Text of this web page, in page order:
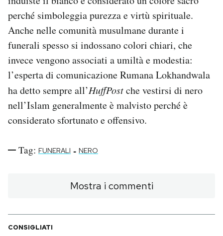
perché simboleggia purezza e virtù spirituale.
Anche nelle comunità musulmane durante i
funerali spesso si indossano colori chiari, che
invece vengono associati a umiltà e modestia:
l’esperta di comunicazione Rumana Lokhandwala
ha detto sempre all’HuffPostche vestirsi di nero
nell’Islam generalmente è malvisto perché è
considerato sfortunato e offensivo.
Tag: FUNERALI - NERO
Mostra i commenti
CONSIGLIATI